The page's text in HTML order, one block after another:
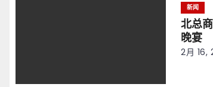
新闻
北总
晚宴
2月 16,